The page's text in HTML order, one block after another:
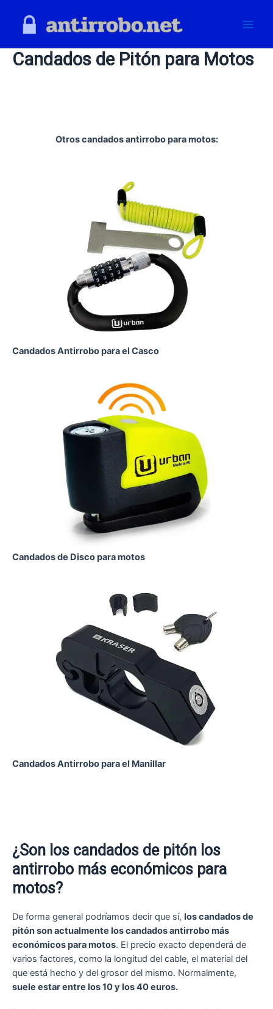
content
Candados de Pitón para Motos
Otros candados antirrobo para motos:
Candados Antirrobo para el Casco
Candados de Disco para motos
Candados Antirrobo para el Manillar
¿Son los candados de pitón los
antirrobo más económicos para
motos?
De forma general podríamos decir que sí, los candados de
pitón son actualmente los candados antirrobo más
económicos para motos. El precio exacto dependerá de
varios factores, como la longitud del cable, el material del
que está hecho y del grosor del mismo. Normalmente,
suele estar entre los 10 y los 40 euros.